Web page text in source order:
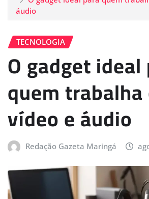
áudio
TECNOLOGIA
O gadget
quem trabalha
vídeo e áudio
Redação Gazeta Maringá